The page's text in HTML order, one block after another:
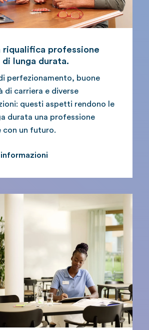
riqualifica professione
lunga durata.
perfezionamento, buone
di carriera e diverse
questi aspetti rendono le
durata una professione
con un futuro.